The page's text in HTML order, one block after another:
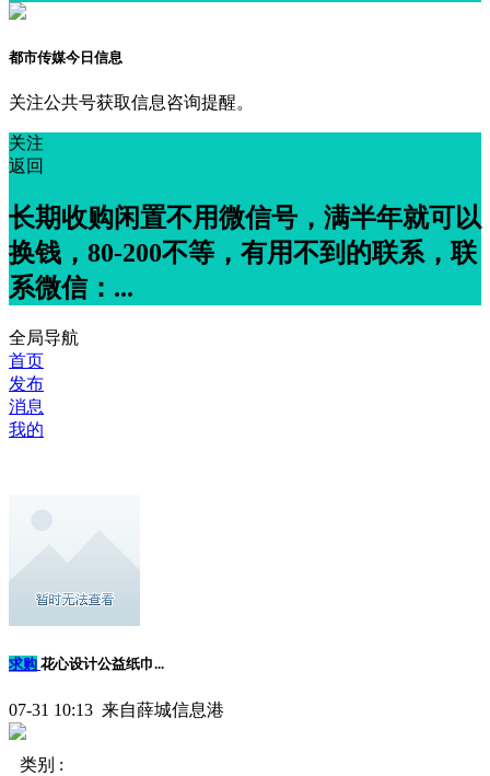
都市传媒今日信息
关注公共号获取信息咨询提醒。
关注
返回
长期收购闲置不用微信号，满半年就可以
换钱，80-200不等，有用不到的联系，联
系微信：...
全局导航
首页
发布
消息
我的
求购 花心设计公益纸巾...
07-31 10:13 来自薛城信息港
类别 :